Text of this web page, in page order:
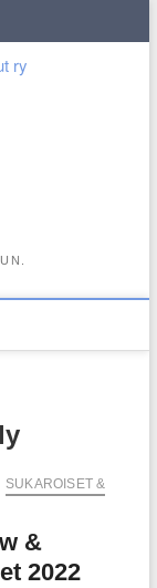
SUKAROISET &
&
2022